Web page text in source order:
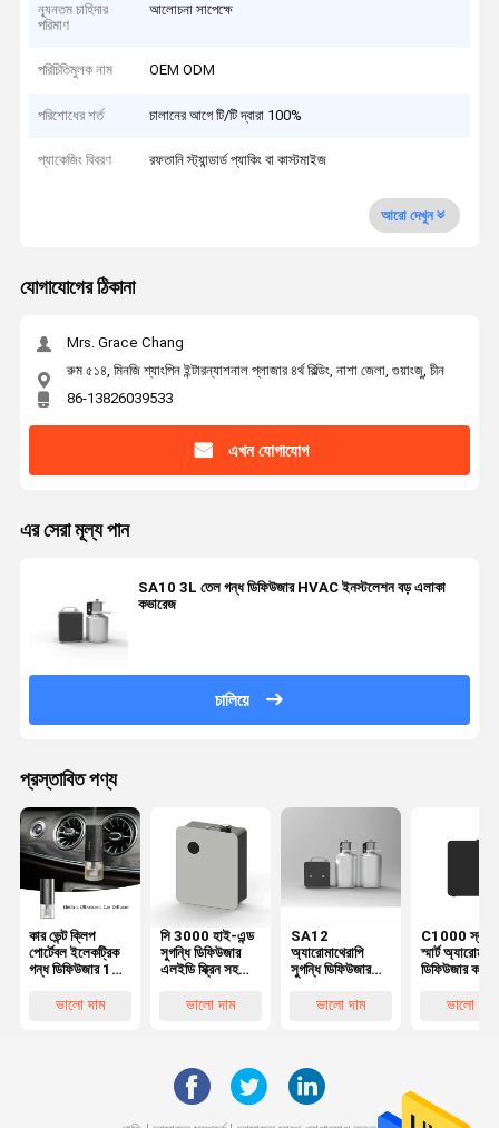
ন্যূনতম চাহিদার
পরিমাণ
আলোচনা সাপেক্ষে
পরিচিতিমুলক নাম OEM ODM
পরিশোধের শর্ত চালানের আগে টি/টি দ্বারা 100%
প্যাকেজিং বিবরণ রফতানি স্ট্যান্ডার্ড প্যাকিং বা কাস্টমাইজ
আরো দেখুন
যোগাযোগের ঠিকানা
Mrs. Grace Chang
রুম ৫১৪, মিনজি শ্যাংপিন ইন্টারন্যাশনাল প্লাজার ৪র্থ বিল্ডিং, নাশা জেলা, গুয়াংজু, চীন
86-13826039533
এখন যোগাযোগ
এর সেরা মূল্য পান
SA10 3L তেল গন্ধ ডিফিউজার HVAC ইনস্টলেশন বড় এলাকা
কভারেজ
চালিয়ে
প্রস্তাবিত পণ্য
কার ভেন্ট ক্লিপ
পোর্টেবল ইলেকট্রিক
গন্ধ ডিফিউজার 12
FCC সার্টিফাইড
ভালো দাম
সি 3000 হাই-এন্ড
সুগন্ধি ডিফিউজার
এলইডি স্ক্রিন সহ
এয়ার ডিফিউজার
ভালো দাম
SA12
অ্যারোমাথেরাপি
সুগন্ধি ডিফিউজার
প্রয়োজনীয় তেল
ভালো দাম
C1000 স্কয়ার
স্মার্ট অ্যারোমা
ডিফিউজার কম
এলাকা এয়ার
ভালো দাম